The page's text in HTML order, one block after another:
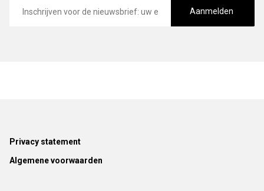
mailadres
Aanmelden
Footer
Privacy statement
Algemene voorwaarden